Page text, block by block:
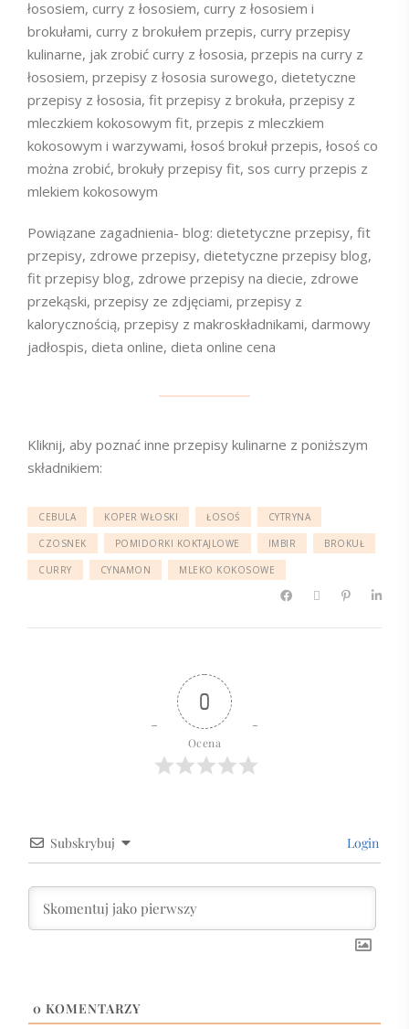
łososiem, curry z łososiem, curry z łososiem i
brokułami, curry z brokułem przepis, curry przepisy
kulinarne, jak zrobić curry z łososia, przepis na curry z
łososiem, przepisy z łososia surowego, dietetyczne
przepisy z łososia, fit przepisy z brokuła, przepisy z
mleczkiem kokosowym fit, przepis z mleczkiem
kokosowym i warzywami, łosoś brokuł przepis, łosoś co
można zrobić, brokuły przepisy fit, sos curry przepis z
mlekiem kokosowym
Powiązane zagadnienia- blog: dietetyczne przepisy, fit
przepisy, zdrowe przepisy, dietetyczne przepisy blog,
fit przepisy blog, zdrowe przepisy na diecie, zdrowe
przekąski, przepisy ze zdjęciami, przepisy z
kalorycznością, przepisy z makroskładnikami, darmowy
jadłospis, dieta online, dieta online cena
Kliknij, aby poznać inne przepisy kulinarne z poniższym
składnikiem:
CEBULA KOPER WŁOSKI ŁOSOŚ CYTRYNA
CZOSNEK POMIDORKI KOKTAJLOWE IMBIR BROKUŁ
CURRY CYNAMON MLEKO KOKOSOWE
0
Ocena
Subskrybuj Login
0 KOMENTARZY